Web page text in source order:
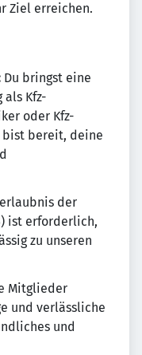
Ziel erreichen.
Du bringst eine
als Kfz-
oder Kfz-
bereit, deine
der
ist erforderlich,
zu unseren
Mitglieder
und verlässliche
und